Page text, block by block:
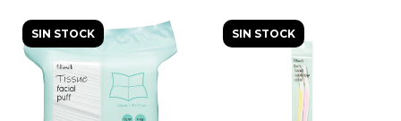
SIN STOCK SIN STOCK